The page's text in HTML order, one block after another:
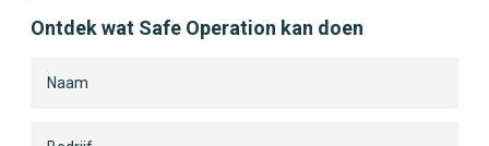
Ontdek wat Safe Operation kan doen